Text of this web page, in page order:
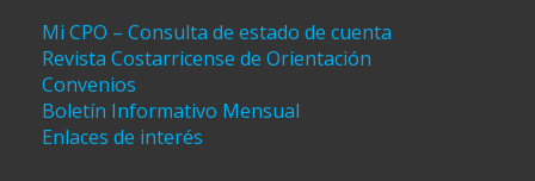
Mi CPO – Consulta de estado de cuenta
Revista Costarricense de Orientación
Convenios
Boletín Informativo Mensual
Enlaces de interés